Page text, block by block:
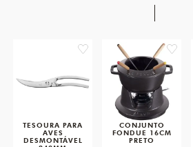
favorite
TESOURA PARA
AVES
DESMONTÁVEL
favorite
CONJUNTO
FONDUE 16CM
PRETO